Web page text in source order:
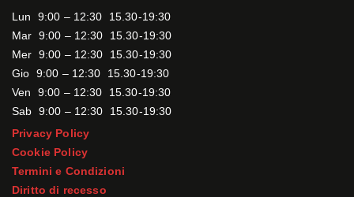
Lun 9:00 – 12:30 15.30-19:30
Mar 9:00 – 12:30 15.30-19:30
Mer 9:00 – 12:30 15.30-19:30
Gio 9:00 – 12:30 15.30-19:30
Ven 9:00 – 12:30 15.30-19:30
Sab 9:00 – 12:30 15.30-19:30
Privacy Policy
Cookie Policy
Termini e Condizioni
Diritto di recesso